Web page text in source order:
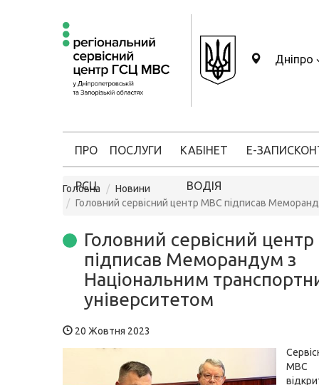
Дніпро
ПРО
РСЦ
ПОСЛУГИ КАБІНЕТ
ВОДІЯ
Е-ЗАПИС
Головна
Новини
Головний сервісний центр МВС підписав
Головний сервісний
підписав Меморандум з
Національним
університетом
20 Жовтня 2023
МВС